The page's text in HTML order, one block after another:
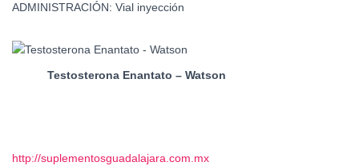
ADMINISTRACIÓN: Vial inyección
Testosterona Enantato – Watson
http://suplementosguadalajara.com.mx